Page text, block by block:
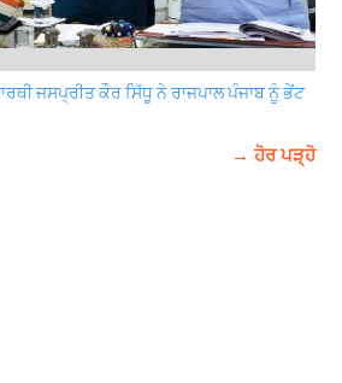
ਜਸਪ੍ਰੀਤ ਕੌਰ ਸਿੱਧੂ ਨੇ ਰਾਜਪਾਲ ਪੰਜਾਬ ਨੂੰ ਭੇਂਟ
→ ਹੋਰ ਪੜ੍ਹੋ